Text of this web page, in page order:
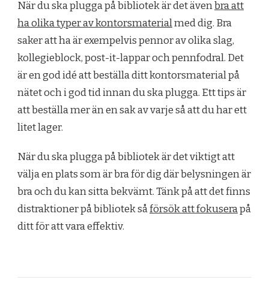
När du ska plugga på bibliotek är det ävenbra att
ha olika typer av kontorsmaterialmed dig. Bra
saker att ha är exempelvis pennor av olika slag,
kollegieblock, post-it-lappar och pennfodral. Det
är en god idé att beställa ditt kontorsmaterial på
nätet och i god tid innan du ska plugga. Ett tips är
att beställa mer än en sak av varje så att du har ett
litet lager.
När du ska plugga på bibliotek är det viktigt att
välja en plats som är bra för dig där belysningen är
bra och du kan sitta bekvämt. Tänk på att det finns
distraktioner på bibliotek såförsök att fokuserapå
ditt för att vara effektiv.